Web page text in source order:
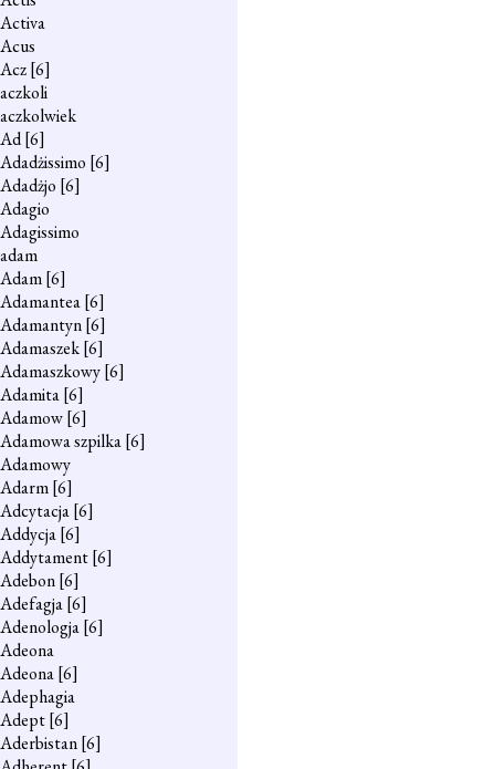
Activa
Acus
Acz[6]
aczkoli
aczkolwiek
Ad[6]
Adadżissimo [6]
Adadżjo [6]
Adagio
Adagissimo
adam
Adam[6]
Adamantea[6]
Adamantyn[6]
Adamaszek[6]
Adamaszkowy[6]
Adamita[6]
Adamow[6]
Adamowa szpilka[6]
Adamowy
Adarm[6]
Adcytacja[6]
Addycja[6]
Addytament[6]
Adebon[6]
Adefagja[6]
Adenologja[6]
Adeona
Adeona[6]
Adephagia
Adept[6]
Aderbistan[6]